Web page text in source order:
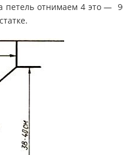
петель отнимаем 4 это —